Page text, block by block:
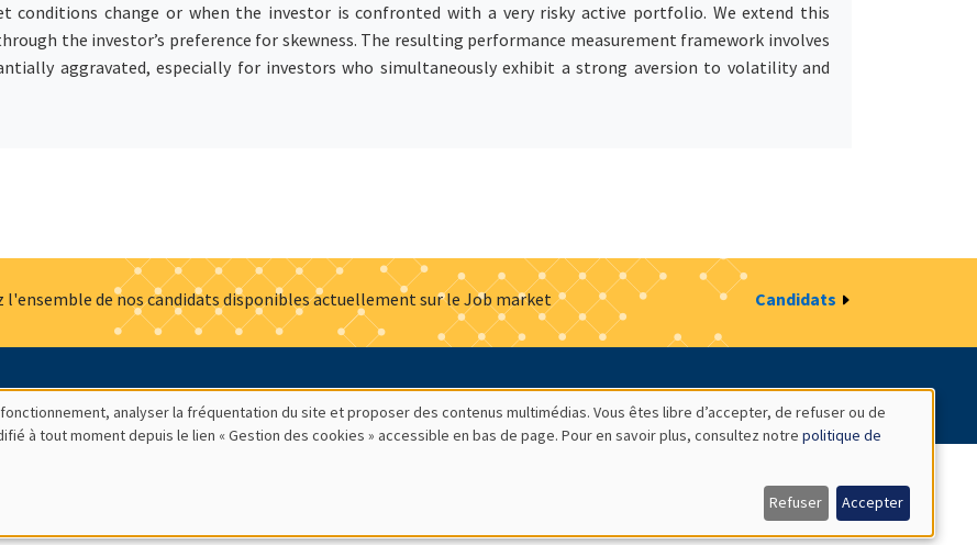
conditions change or when the investor is confronted with a very risky active portfolio. We extend this
the investor’s preference for skewness. The resulting performance measurement framework involves
aggravated, especially for investors who simultaneously exhibit a strong aversion to volatility and
l'ensemble de nos candidats disponibles actuellement sur le Job market Candidats
Offres d'emploi Presse Mentions légales Gestion des cookies Intranet
analyser la fréquentation du site et proposer des contenus multimédias. Vous êtes libre d’accepter, de refuser ou de
à tout moment depuis le lien « Gestion des cookies » accessible en bas de page. Pour en savoir plus, consultez notre politique de
Refuser Accepter